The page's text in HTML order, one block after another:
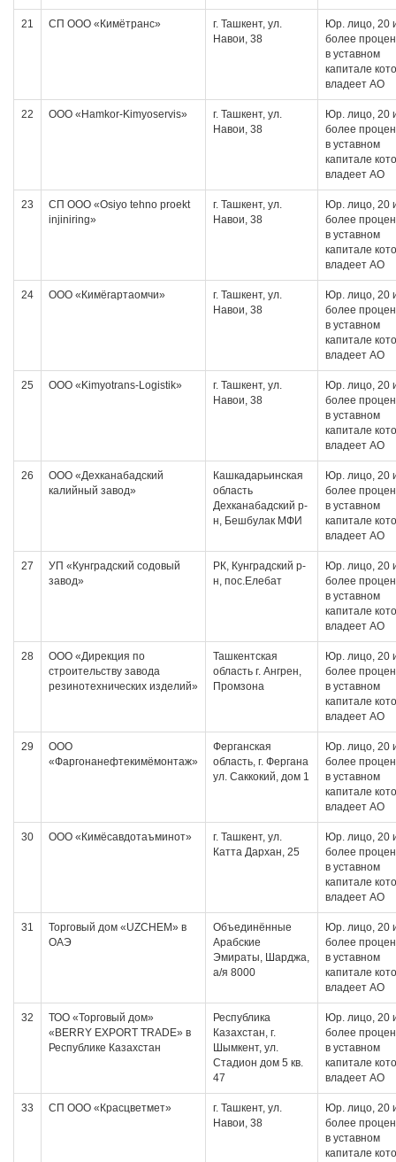
21 СП ООО «Кимётранс»
г. Ташкент, ул.
Навои, 38
Юр. лицо, 20
более
в уставном
капитале
владеет АО
22 ООО «Hamkor-Kimyoservis»
г. Ташкент, ул.
Навои, 38
Юр. лицо, 20
более
в уставном
капитале
владеет АО
23
СП ООО «Osiyo tehno proekt
injiniring»
г. Ташкент, ул.
Навои, 38
Юр. лицо, 20
более
в уставном
капитале
владеет АО
24 ООО «Кимёгартаомчи»
г. Ташкент, ул.
Навои, 38
Юр. лицо, 20
более
в уставном
капитале
владеет АО
25 ООО «Kimyotrans-Logistik»
г. Ташкент, ул.
Навои, 38
Юр. лицо, 20
более
в уставном
капитале
владеет АО
26
ООО «Дехканабадский
калийный завод»
Кашкадарьинская
область
Дехканабадский р-
н, Бешбулак МФИ
Юр. лицо, 20
более
в уставном
капитале
владеет АО
27
УП «Кунградский содовый
завод»
РК, Кунградский р-
н, пос.Елебат
Юр. лицо, 20
более
в уставном
капитале
владеет АО
28
ООО «Дирекция по
строительству завода
резинотехнических изделий»
Ташкентская
область г. Ангрен,
Промзона
Юр. лицо, 20
более
в уставном
капитале
владеет АО
29
ООО
«Фаргонанефтекимёмонтаж»
Ферганская
область, г. Фергана
ул. Саккокий, дом 1
Юр. лицо, 20
более
в уставном
капитале
владеет АО
30 ООО «Кимёсавдотаъминот»
г. Ташкент, ул.
Катта Дархан, 25
Юр. лицо, 20
более
в уставном
капитале
владеет АО
31
Торговый дом «UZCHEM» в
ОАЭ
Объединённые
Арабские
Эмираты, Шарджа,
а/я 8000
Юр. лицо, 20
более
в уставном
капитале
владеет АО
32
ТОО «Торговый дом»
«BERRY EXPORT TRADE» в
Республике Казахстан
Республика
Казахстан, г.
Шымкент, ул.
Стадион дом 5 кв.
47
Юр. лицо, 20
более
в уставном
капитале
владеет АО
33 СП ООО «Красцветмет»
г. Ташкент, ул.
Навои, 38
Юр. лицо, 20
более
в уставном
капитале